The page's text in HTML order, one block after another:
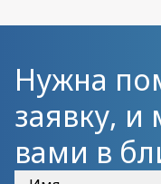
Нужна
заявку,
вами в